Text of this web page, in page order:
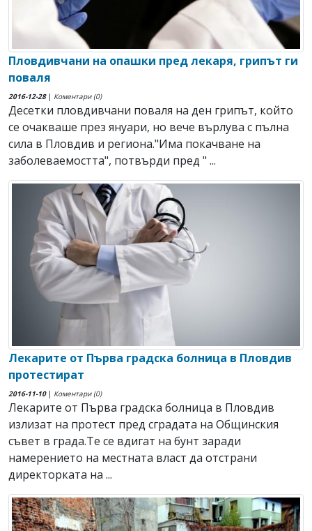
Пловдивчани на опашки пред лекаря, грипът ги
поваля
2016-12-28| Коментари (0)
Десетки пловдивчани поваля на ден грипът, който
се очакваше през януари, но вече върлува с пълна
сила в Пловдив и региона."Има покачване на
заболеваемостта", потвърди пред " ...
Лекарите от Първа градска болница в Пловдив
протестират
2016-11-10| Коментари (0)
Лекарите от Първа градска болница в Пловдив
излизат на протест пред сградата на Общинския
съвет в града.Те се вдигат на бунт заради
намерението на местната власт да отстрани
директорката на ...